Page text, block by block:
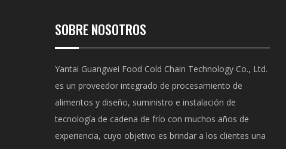
SOBRE NOSOTROS
Yantai Guangwei Food Cold Chain Technology Co., Ltd.
es un proveedor integrado de procesamiento de
alimentos y diseño, suministro e instalación de
tecnología de cadena de frío con muchos años de
experiencia, cuyo objetivo es brindar a los clientes una